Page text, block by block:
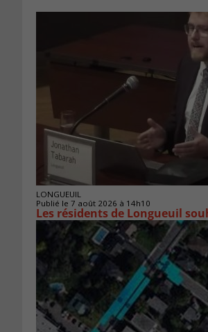
LONGUEUIL
Publié le 7 août 2026 à 14h10
Les résidents de Longueuil